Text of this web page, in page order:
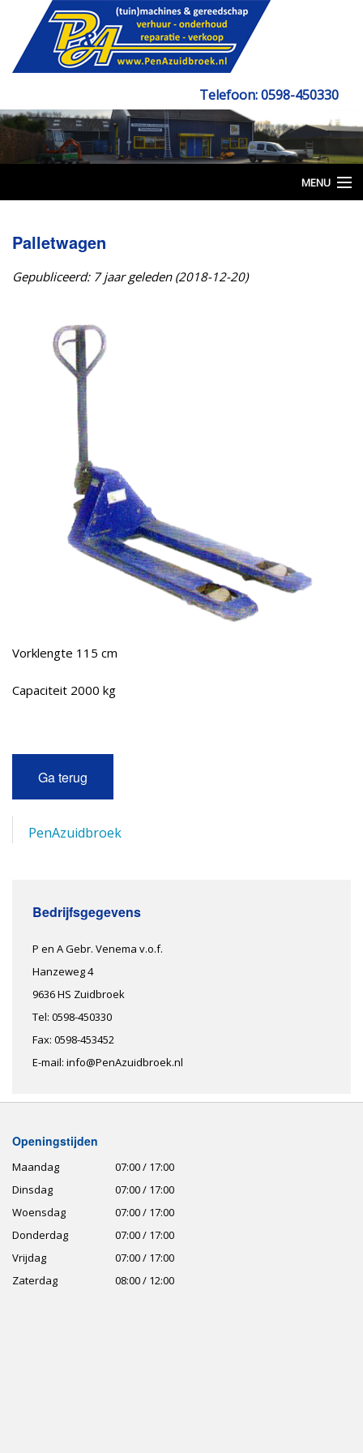
Telefoon: 0598-450330
Email: info@penazuidbroek.nl
MENU
Grondverzet
Onderhoud
Aanbiedingen
Gebruikte Machines
Contact
Palletwagen
Gepubliceerd: 7 jaar geleden (2018-12-20)
Vorklengte 115 cm
Capaciteit 2000 kg
Ga terug
PenAzuidbroek
Bedrijfsgegevens
P en A Gebr. Venema v.o.f.
Hanzeweg 4
9636 HS Zuidbroek
Tel: 0598-450330
Fax: 0598-453452
E-mail: info@PenAzuidbroek.nl
Openingstijden
Maandag
07:00 / 17:00
Dinsdag
07:00 / 17:00
Woensdag
07:00 / 17:00
Donderdag
07:00 / 17:00
Vrijdag
07:00 / 17:00
Zaterdag
08:00 / 12:00